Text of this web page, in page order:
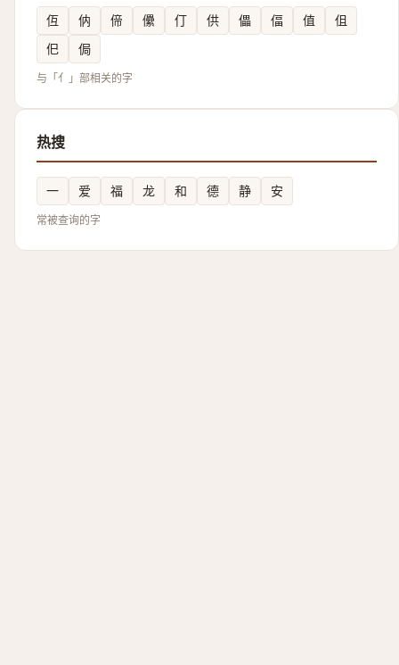
仾 㐻 偙 儽 仃 供 儡 偪 值
伹
㐶
侷
与「亻」部相关的字
热搜
一 爱 福 龙 和 德 静 安
常被查询的字